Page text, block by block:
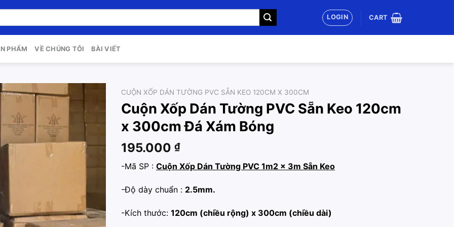
LOGIN CART
PHẨM VỀ CHÚNG TÔI BÀI VIẾT
wishlist
CUỘN XỐP DÁN TƯỜNG PVC SẴN KEO 120CM X 300CM
Cuộn Xốp Dán Tường PVC Sẵn Keo 120cm
x 300cm Đá Xám Bóng
195.000 ₫
-Mã SP : Cuộn Xốp Dán Tường PVC 1m2 x 3m Sẵn Keo
-Độ dày chuẩn : 2.5mm.
-Kích thước: 120cm (chiều rộng) x 300cm (chiều dài)